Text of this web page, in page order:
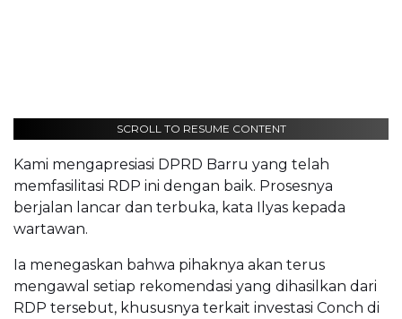
SCROLL TO RESUME CONTENT
Kami mengapresiasi DPRD Barru yang telah
memfasilitasi RDP ini dengan baik. Prosesnya
berjalan lancar dan terbuka, kata Ilyas kepada
wartawan.
Ia menegaskan bahwa pihaknya akan terus
mengawal setiap rekomendasi yang dihasilkan dari
RDP tersebut, khususnya terkait investasi Conch di